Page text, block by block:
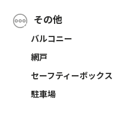
その他
バルコニー
網戸
セーフティーボックス
駐車場